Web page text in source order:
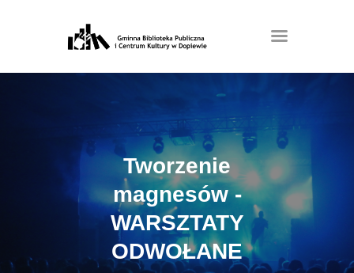
Tworzenie
magnesów -
WARSZTATY
ODWOŁANE